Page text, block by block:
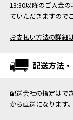
13:30以降のご入金
ていただきますので
お支払い方法の詳細
配送方法
配送会社の指定はで
から直送になります。